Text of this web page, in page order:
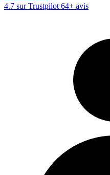
4.7 sur Trustpilot 64+ avis